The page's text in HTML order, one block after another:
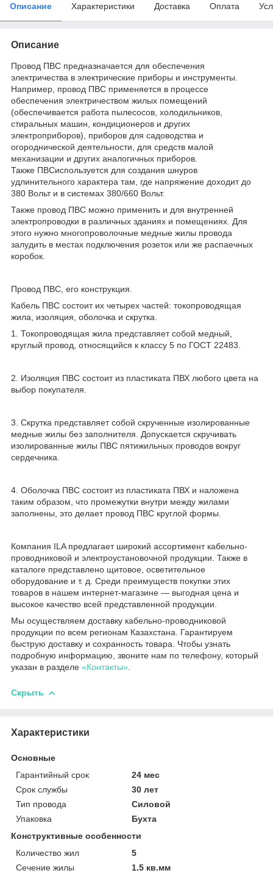
Описание Характеристики Доставка Оплата
Описание
Провод ПВС предназначается для обеспечения
электричества в электрические приборы и инструменты.
Например, провод ПВС применяется в процессе
обеспечения электричеством жилых помещений
(обеспечивается работа пылесосов, холодильников,
стиральных машин, кондиционеров и других
электроприборов), приборов для садоводства и
огороднической деятельности, для средств малой
механизации и других аналогичных приборов.
Также ПВСиспользуется для создания шнуров
удлинительного характера там, где напряжение доходит до
380 Вольт и в системах 380/660 Вольт.
Также провод ПВС можно применить и для внутренней
электропроводки в различных зданиях и помещениях. Для
этого нужно многопроволочные медные жилы провода
залудить в местах подключения розеток или же распаечных
коробок.
Провод ПВС, его конструкция.
Кабель ПВС состоит их четырех частей: токопроводящая
жила, изоляция, оболочка и скрутка.
1. Токопроводящая жила представляет собой медный,
круглый провод, относящийся к классу 5 по ГОСТ 22483.
2. Изоляция ПВС состоит из пластиката ПВХ любого цвета на
выбор покупателя.
3. Скрутка представляет собой скрученные изолированные
медные жилы без заполнителя. Допускается скручивать
изолированные жилы ПВС пятижильных проводов вокруг
сердечника.
4. Оболочка ПВС состоит из пластиката ПВХ и наложена
таким образом, что промежутки внутри между жилами
заполнены, это делает провод ПВС круглой формы.
Компания ILA предлагает широкий ассортимент кабельно-
проводниковой и электроустановочной продукции. Также в
каталоге представлено щитовое, осветительное
оборудование и т. д. Среди преимуществ покупки этих
товаров в нашем интернет-магазине — выгодная цена и
высокое качество всей представленной продукции.
Мы осуществляем доставку кабельно-проводниковой
продукции по всем регионам Казахстана. Гарантируем
быструю доставку и сохранность товара. Чтобы узнать
подробную информацию, звоните нам по телефону, который
указан в разделе «Контакты»
Скрыть
Характеристики
Основные
Гарантийный срок
24 мес
Срок службы
30 лет
Тип провода
Силовой
Упаковка
Бухта
Конструктивные особенности
Количество жил
5
Сечение жилы
1.5 кв.мм